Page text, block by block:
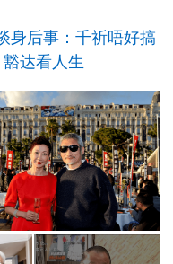
身后事：千祈唔好搞
达看人生